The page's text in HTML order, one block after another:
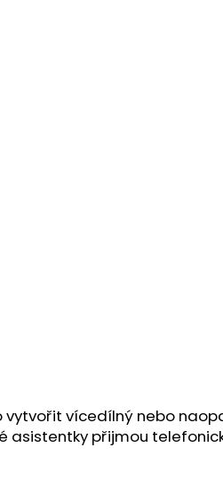
vícedílný nebo
asistentky přijmou